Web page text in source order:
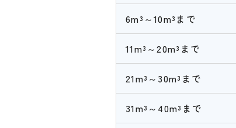
6m³～10m³まで
11m³～20m³まで
21m³～30m³まで
31m³～40m³まで